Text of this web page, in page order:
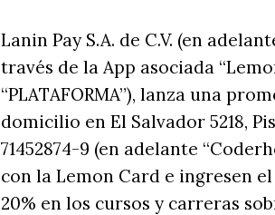
‌Lanin Pay S.A. de C.V. (en
través de la App asociada
“PLATAFORMA”), lanza una
domicilio en El Salvador 5218,
71452874-9 (en adelante
con la Lemon Card e ingresen
20% en los cursos y carreras